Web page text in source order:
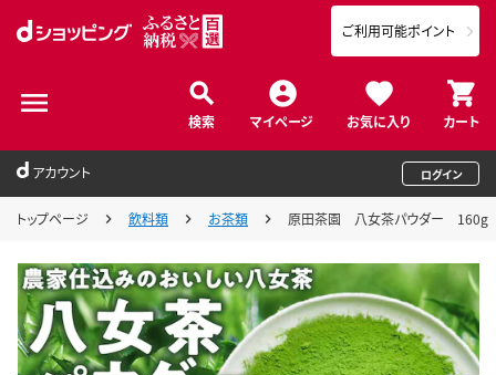
検索 マイページ お気に入り カート
ご利用可能ポイント
アカウント ログイン
トップページ 飲料類 お茶類 原田茶園 八女茶パウダー